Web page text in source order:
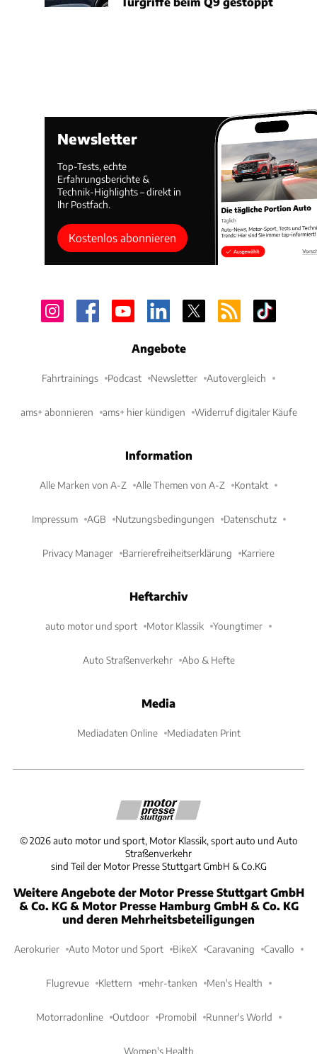
Newsletter
Top-Tests, echte
Erfahrungsberichte &
Technik-Highlights – direkt in
Ihr Postfach.
Kostenlos abonnieren
Angebote
Fahrtrainings Podcast Newsletter Autovergleich
ams+ abonnieren ams+ hier kündigen Widerruf digitaler Käufe
Information
Alle Marken von A-Z Alle Themen von A-Z Kontakt
Impressum AGB Nutzungsbedingungen Datenschutz
Privacy Manager Barrierefreiheitserklärung Karriere
Heftarchiv
auto motor und sport Motor Klassik Youngtimer
Auto Straßenverkehr Abo & Hefte
Media
Mediadaten Online Mediadaten Print
©2026 auto motor und sport, Motor Klassik, sport auto und Auto
Straßenverkehr
sind Teil der Motor Presse Stuttgart GmbH & Co.KG
Weitere Angebote der Motor Presse Stuttgart GmbH
& Co. KG & Motor Presse Hamburg GmbH & Co. KG
und deren Mehrheitsbeteiligungen
Aerokurier Auto Motor und Sport BikeX Caravaning Cavallo
Flugrevue Klettern mehr-tanken Men's Health
Motorradonline Outdoor Promobil Runner's World
Women's Health